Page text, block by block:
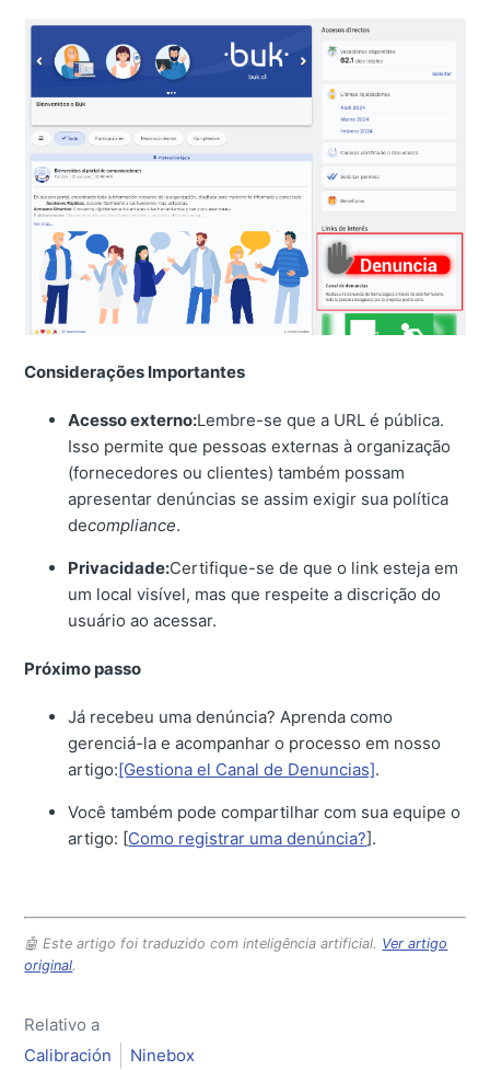
Considerações Importantes
Acesso externo:Lembre-se que a URL é pública.
Isso permite que pessoas externas à organização
(fornecedores ou clientes) também possam
apresentar denúncias se assim exigir sua política
decompliance.
Privacidade:Certifique-se de que o link esteja em
um local visível, mas que respeite a discrição do
usuário ao acessar.
Próximo passo
Já recebeu uma denúncia? Aprenda como
gerenciá-la e acompanhar o processo em nosso
artigo:[Gestiona el Canal de Denuncias].
Você também pode compartilhar com sua equipe o
artigo: [Como registrar uma denúncia?].
🤖 Este artigo foi traduzido com inteligência artificial. Ver artigo
original.
Relativo a
Calibración
Ninebox